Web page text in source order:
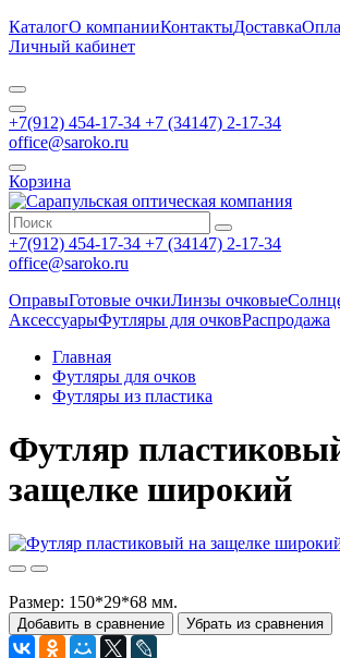
КаталогО компанииКонтактыДоставка
Личный кабинет
+7(912) 454-17-34 +7 (34147) 2-17-34
office@saroko.ru
Корзина
+7(912) 454-17-34 +7 (34147) 2-17-34
office@saroko.ru
ОправыГотовые очкиЛинзы очковые
АксессуарыФутляры для очковРаспродажа
Главная
Футляры для очков
Футляры из пластика
Футляр
защелке широкий
Размер: 150*29*68 мм.
Добавить в сравнение Убрать из сравнения